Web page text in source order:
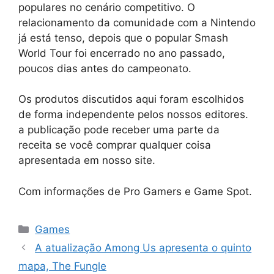
populares no cenário competitivo. O
relacionamento da comunidade com a Nintendo
já está tenso, depois que o popular Smash
World Tour foi encerrado no ano passado,
poucos dias antes do campeonato.
Os produtos discutidos aqui foram escolhidos
de forma independente pelos nossos editores.
a publicação pode receber uma parte da
receita se você comprar qualquer coisa
apresentada em nosso site.
Com informações de Pro Gamers e Game Spot.
Categorias
Games
A atualização Among Us apresenta o quinto
mapa, The Fungle